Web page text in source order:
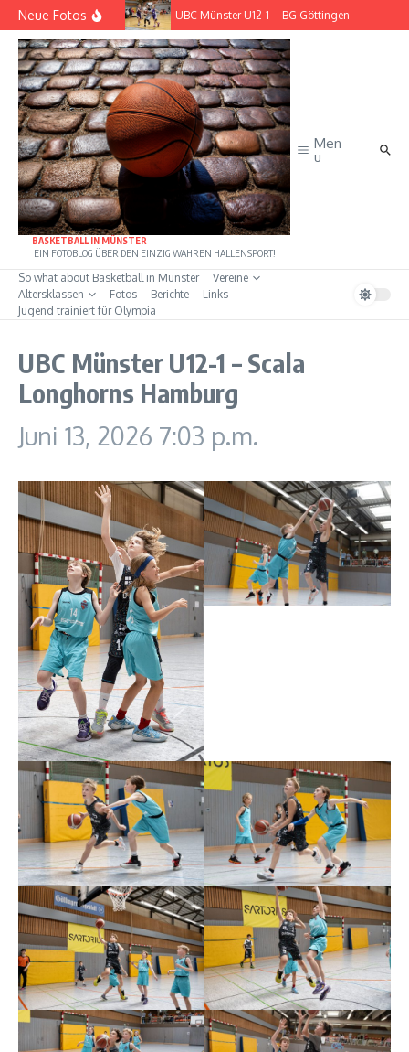
Zum Inhalt springen
Neue Fotos
Rist Wedel UBC Münster U12-1 – BG Göttingen
BASKETBALL IN MÜNSTER
EIN FOTOBLOG ÜBER DEN EINZIG WAHREN HALLENSPORT!
Men
u
So what about Basketball in Münster
Vereine
Altersklassen
Fotos Berichte
Links
Jugend trainiert für Olympia
UBC Münster U12-1 – Scala
Longhorns Hamburg
Juni 13, 2026 7:03 p.m.